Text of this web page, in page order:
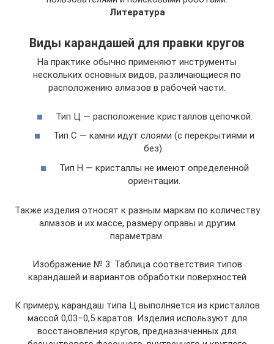
Литература
Виды карандашей для правки кругов
На практике обычно применяют инструменты
нескольких основных видов, различающиеся по
расположению алмазов в рабочей части.
Тип Ц — расположение кристаллов цепочкой.
Тип С — камни идут слоями (с перекрытиями и
без).
Тип Н — кристаллы не имеют определенной
ориентации.
Также изделия относят к разным маркам по количеству
алмазов и их массе, размеру оправы и другим
параметрам.
Изображение № 3: Таблица соответствия типов
карандашей и вариантов обработки поверхностей
К примеру, карандаш типа Ц выполняется из кристаллов
массой 0,03–0,5 каратов. Изделия используют для
восстановления кругов, предназначенных для